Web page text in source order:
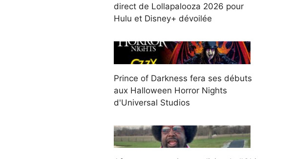
direct de Lollapalooza 2026 pour
Hulu et Disney+ dévoilée
Prince of Darkness fera ses débuts
aux Halloween Horror Nights
d'Universal Studios